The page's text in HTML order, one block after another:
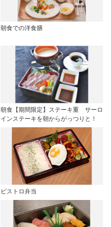
朝食での洋食膳
朝食【期間限定】ステーキ重 サーロ
インステーキを朝からがっつりと！
ビストロ弁当